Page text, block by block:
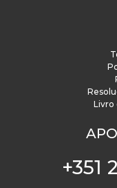
Livro
+351